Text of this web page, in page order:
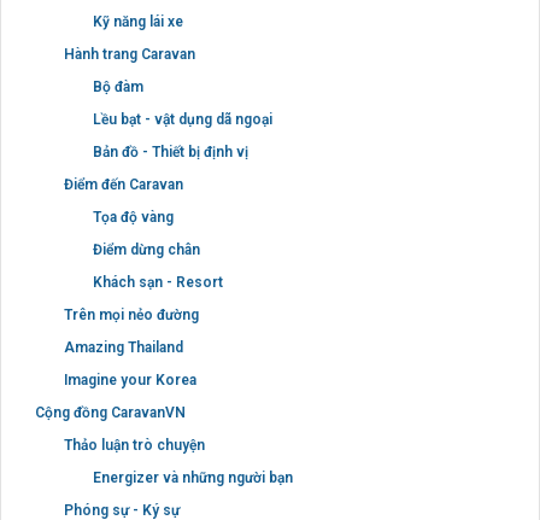
Kỹ năng lái xe
Hành trang Caravan
Bộ đàm
Lều bạt - vật dụng dã ngoại
Bản đồ - Thiết bị định vị
Điểm đến Caravan
Tọa độ vàng
Điểm dừng chân
Khách sạn - Resort
Trên mọi nẻo đường
Amazing Thailand
Imagine your Korea
Cộng đồng CaravanVN
Thảo luận trò chuyện
Energizer và những người bạn
Phóng sự - Ký sự